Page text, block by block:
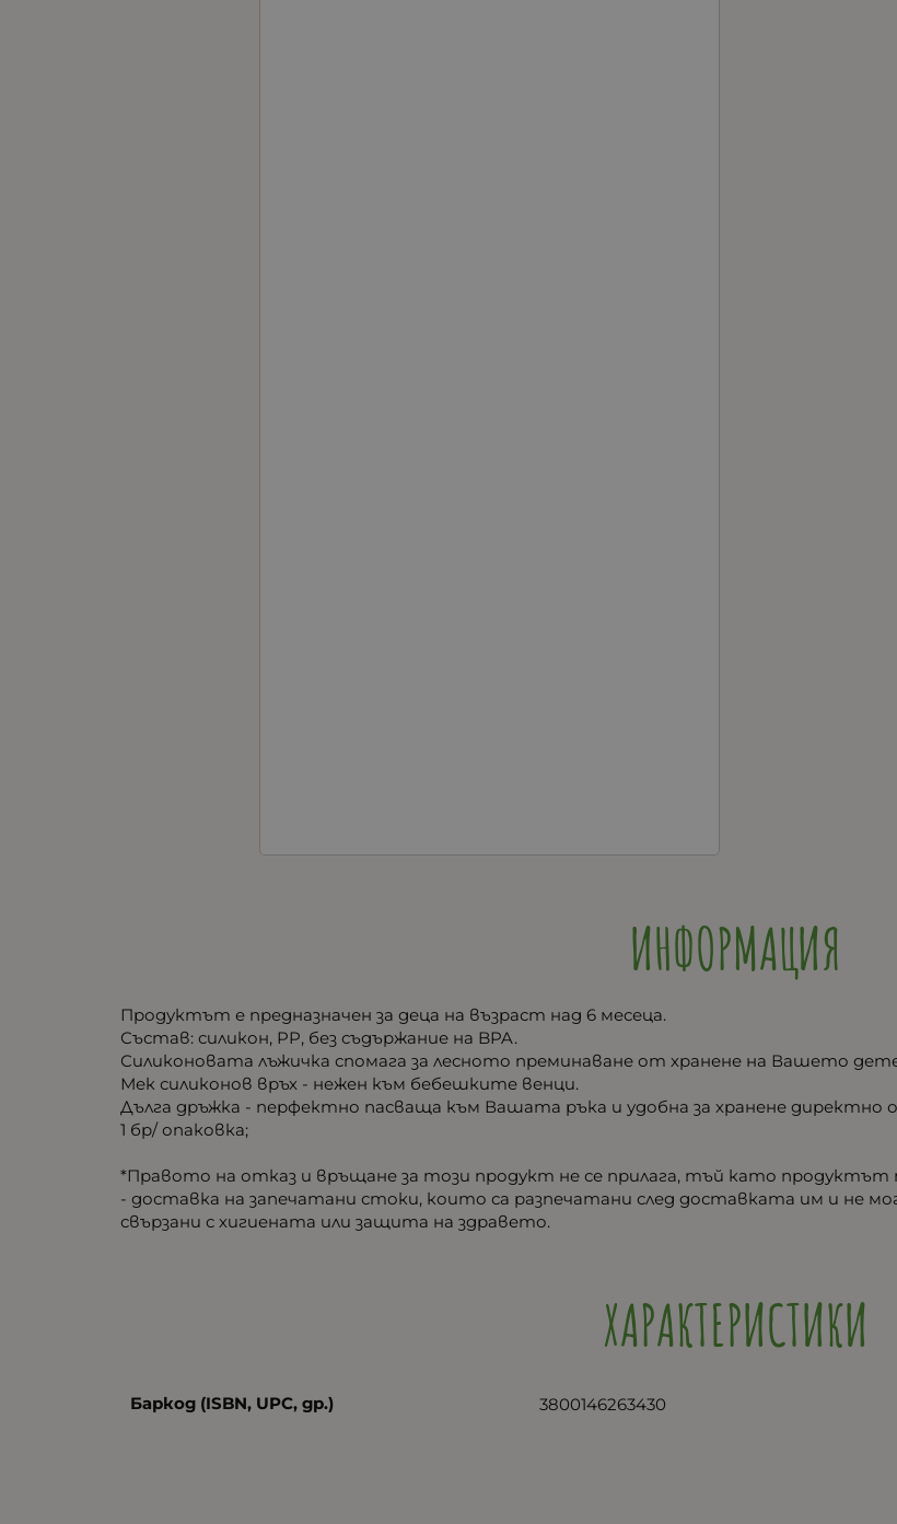
ИНФОРМАЦИЯ
Продуктът е предназначен за деца на възраст над 6 месеца.
Състав: силикон, PP, без съдържание на BPA.
Силиконовата лъжичка спомага за лесното преминаване от хранене на Вашето
Мек силиконов връх - нежен към бебешките венци.
Дълга дръжка - перфектно пасваща към Вашата ръка и удобна за хранене директно
1 бр/ опаковка;
*Правото на отказ и връщане за този продукт не се прилага, тъй като продуктът
- доставка на запечатани стоки, които са разпечатани след доставката им и не
свързани с хигиената или защита на здравето.
ХАРАКТЕРИСТИКИ
Баркод (ISBN, UPC, др.) 3800146263430